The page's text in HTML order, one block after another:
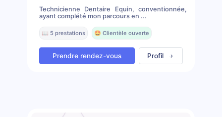
Technicienne Dentaire Équin, conventionnée,
ayant complété mon parcours en ...
📖 5 prestations 🤩 Clientèle ouverte
Prendre rendez-vous Profil